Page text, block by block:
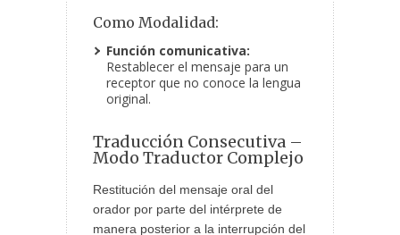
Como Modalidad:
Función comunicativa:
Restablecer el mensaje para un
receptor que no conoce la lengua
original.
Traducción Consecutiva –
Modo Traductor Complejo
Restitución del mensaje oral del
orador por parte del intérprete de
manera posterior a la interrupción del